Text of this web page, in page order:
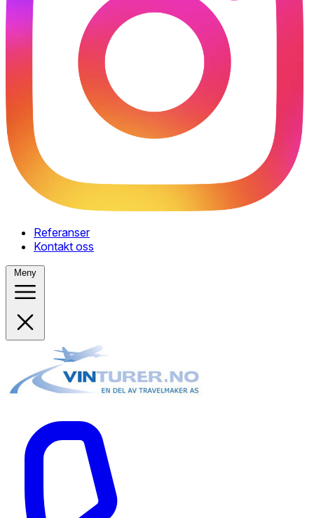
Referanser
Kontakt oss
Meny